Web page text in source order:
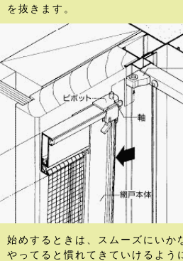
を抜きます。
始めするときは、スムーズにいか
やってると慣れてきていけるよう